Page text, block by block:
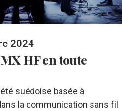
2024
HF en toute
suédoise basée à
la communication sans fil